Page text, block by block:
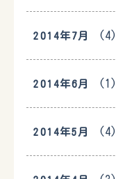
2014年7月 (4)
2014年6月 (1)
2014年5月 (4)